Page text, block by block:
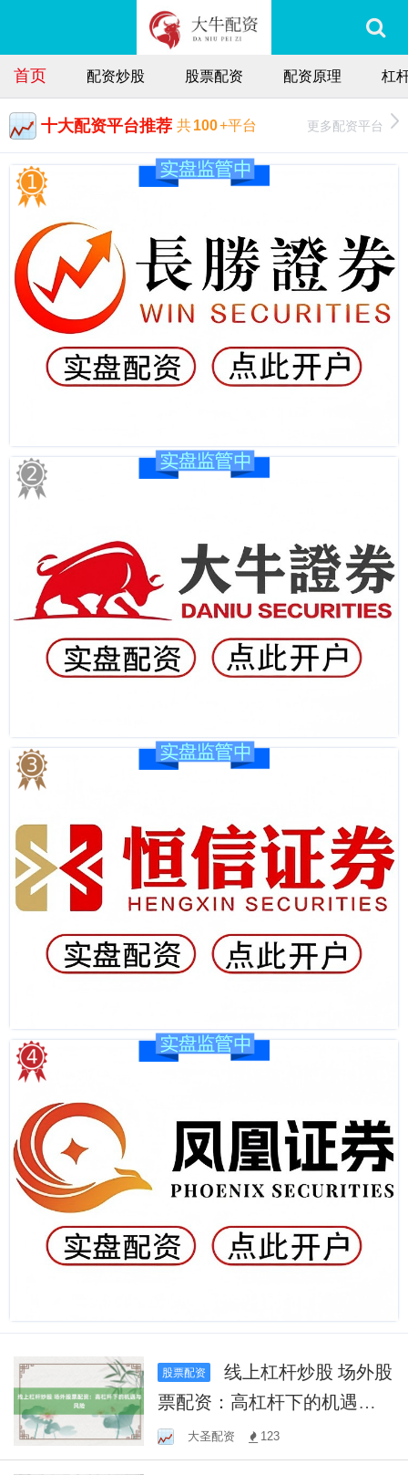
首页 配资炒股 股票配资 配资原理 杠
十大配资平台推荐 共100+平台 更多配资平台
股票配资
线上杠杆炒股 场外股
票配资：高杠杆下的机遇与
风险大圣配资 123